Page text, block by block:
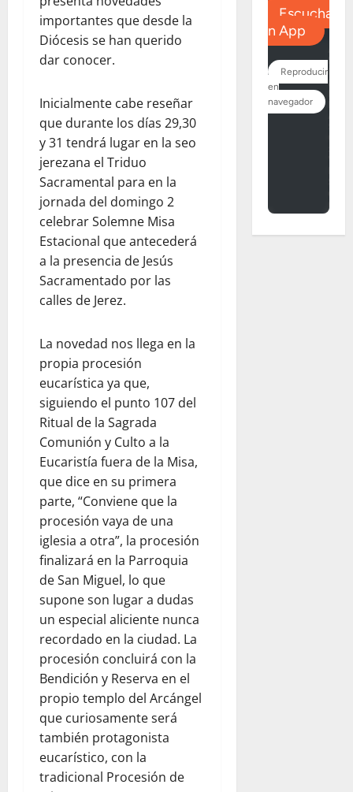
importantes que desde la
Diócesis se han querido
dar conocer.
Inicialmente cabe reseñar
que durante los días 29,30
y 31 tendrá lugar en la seo
jerezana el Triduo
Sacramental para en la
jornada del domingo 2
celebrar Solemne Misa
Estacional que antecederá
a la presencia de Jesús
Sacramentado por las
calles de Jerez.
La novedad nos llega en la
propia procesión
eucarística ya que,
siguiendo el punto 107 del
Ritual de la Sagrada
Comunión y Culto a la
Eucaristía fuera de la Misa,
que dice en su primera
parte, “Conviene que la
procesión vaya de una
iglesia a otra”, la procesión
finalizará en la Parroquia
de San Miguel, lo que
supone son lugar a dudas
un especial aliciente nunca
recordado en la ciudad. La
procesión concluirá con la
Bendición y Reserva en el
propio templo del Arcángel
que curiosamente será
también protagonista
eucarístico, con la
tradicional Procesión de